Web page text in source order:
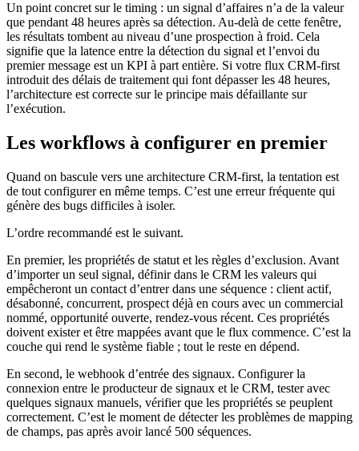
Un point concret sur le timing : un signal d’affaires n’a de la valeur
que pendant 48 heures après sa détection. Au-delà de cette fenêtre,
les résultats tombent au niveau d’une prospection à froid. Cela
signifie que la latence entre la détection du signal et l’envoi du
premier message est un KPI à part entière. Si votre flux CRM-first
introduit des délais de traitement qui font dépasser les 48 heures,
l’architecture est correcte sur le principe mais défaillante sur
l’exécution.
Les workflows à configurer en premier
Quand on bascule vers une architecture CRM-first, la tentation est
de tout configurer en même temps. C’est une erreur fréquente qui
génère des bugs difficiles à isoler.
L’ordre recommandé est le suivant.
En premier, les propriétés de statut et les règles d’exclusion. Avant
d’importer un seul signal, définir dans le CRM les valeurs qui
empêcheront un contact d’entrer dans une séquence : client actif,
désabonné, concurrent, prospect déjà en cours avec un commercial
nommé, opportunité ouverte, rendez-vous récent. Ces propriétés
doivent exister et être mappées avant que le flux commence. C’est la
couche qui rend le système fiable ; tout le reste en dépend.
En second, le webhook d’entrée des signaux. Configurer la
connexion entre le producteur de signaux et le CRM, tester avec
quelques signaux manuels, vérifier que les propriétés se peuplent
correctement. C’est le moment de détecter les problèmes de mapping
de champs, pas après avoir lancé 500 séquences.